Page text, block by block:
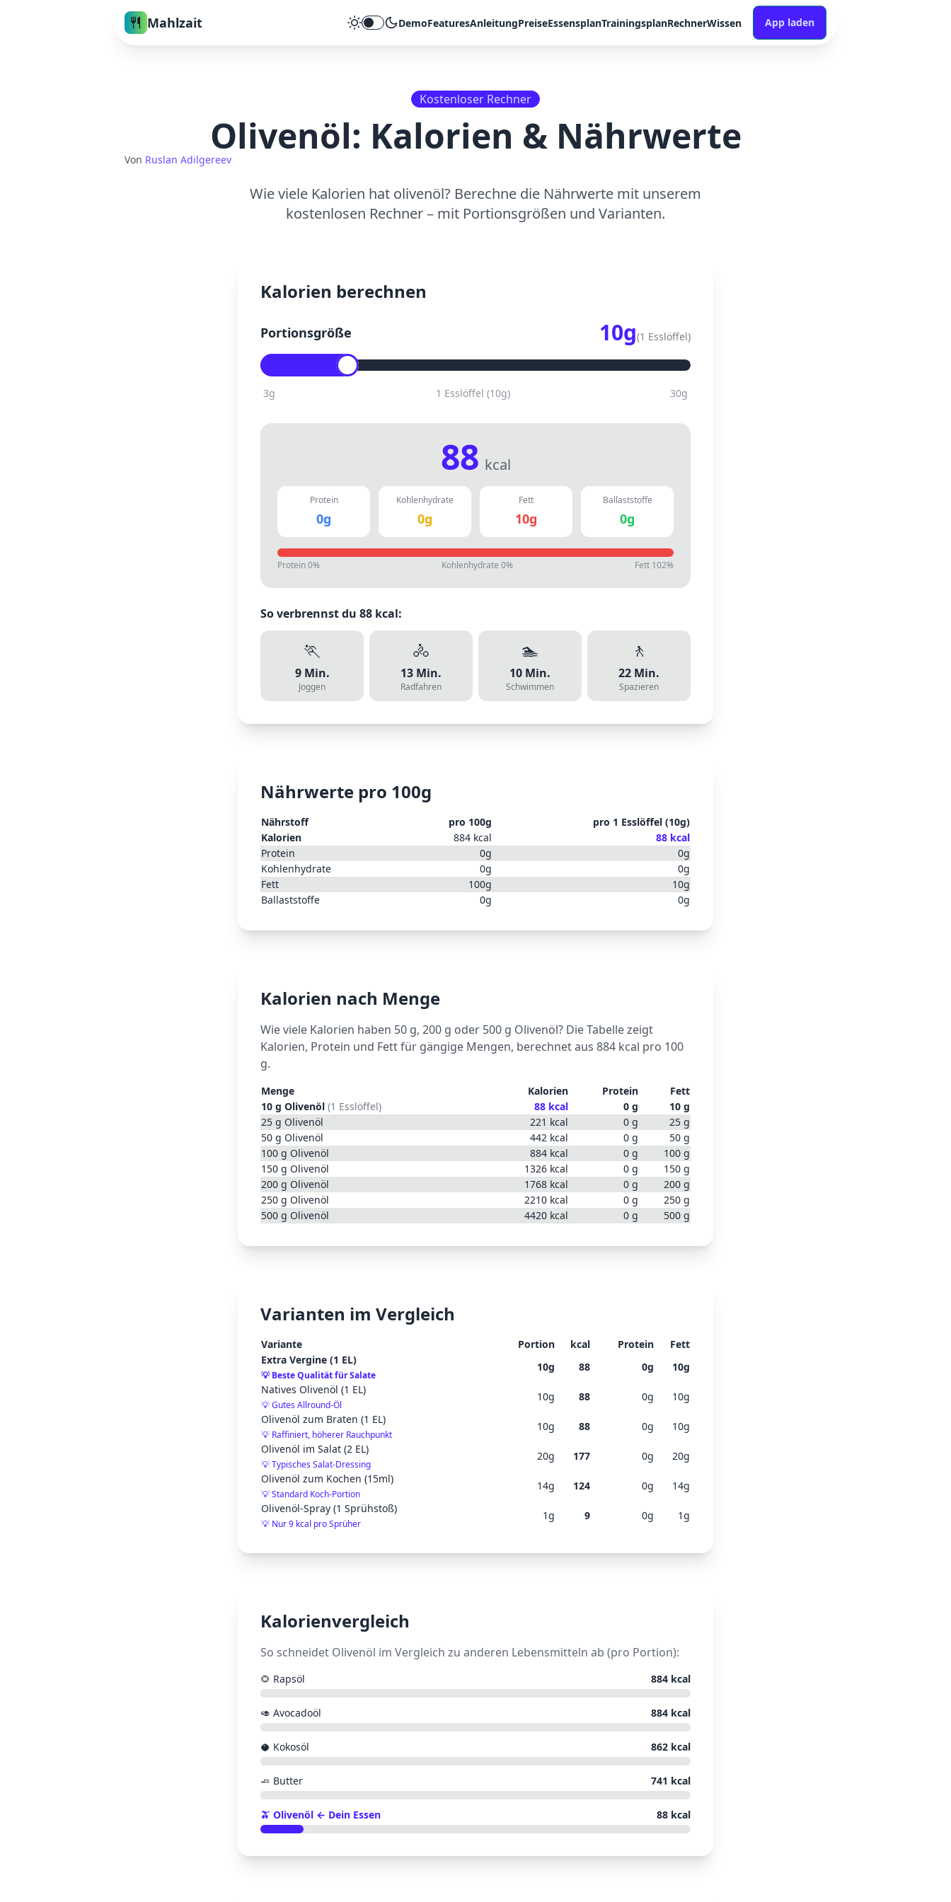
Mahlzait Theme umschalten
DemoFeaturesAnleitungPreiseEssensplanTrainingsplanRechnerWissen App laden
Kostenloser Rechner
Olivenöl: Kalorien & Nährwerte
Von Ruslan Adilgereev
Wie viele Kalorien hat olivenöl? Berechne die Nährwerte mit unserem
kostenlosen Rechner – mit Portionsgrößen und Varianten.
Kalorien berechnen
Portionsgröße 10g(1 Esslöffel)
3g 1 Esslöffel (10g) 30g
88 kcal
Protein
0g
Kohlenhydrate
0g
Fett
10g
Ballaststoffe
0g
Protein0% Kohlenhydrate 0% Fett 102%
So verbrennst du 88 kcal:
🏃
9Min.
Joggen
🚴
13 Min.
Radfahren
🏊
10 Min.
Schwimmen
🚶
22 Min.
Spazieren
Nährwerte pro 100g
Nährstoff pro 100g pro 1 Esslöffel (10g)
Kalorien
884 kcal 88 kcal
Protein
0g 0g
Kohlenhydrate
0g 0g
Fett
100g 10g
Ballaststoffe
0g 0g
Kalorien nach Menge
Wie viele Kalorien haben 50 g, 200 g oder 500 g Olivenöl? Die Tabelle zeigt
Kalorien, Protein und Fett für gängige Mengen, berechnet aus 884 kcal pro 100
g.
Menge Kalorien Protein
Fett
10 g Olivenöl (1 Esslöffel) 88 kcal 0 g 10 g
25 g Olivenöl 221 kcal 0 g 25 g
50 g Olivenöl 442 kcal 0 g 50 g
100 g Olivenöl 884 kcal 0 g 100 g
150 g Olivenöl 1326 kcal 0 g 150 g
200 g Olivenöl 1768 kcal 0 g 200 g
250 g Olivenöl 2210 kcal 0 g 250 g
500 g Olivenöl 4420 kcal 0 g 500 g
Varianten im Vergleich
Variante Portion kcal Protein
Fett
Extra Vergine (1 EL)
💡Beste Qualität für Salate
10g 88 0g 10g
Natives Olivenöl (1 EL)
💡Gutes Allround-Öl
10g 88 0g 10g
Olivenöl zum Braten (1 EL)
💡 Raffiniert, höherer Rauchpunkt
10g 88 0g 10g
Olivenöl im Salat (2 EL)
💡Typisches Salat-Dressing
20g 177 0g 20g
Olivenöl zum Kochen (15ml)
💡Standard Koch-Portion
14g 124 0g 14g
Olivenöl-Spray (1 Sprühstoß)
💡 Nur 9 kcal pro Sprüher
1g 9 0g 1g
Kalorienvergleich
So schneidet Olivenöl im Vergleich zu anderen Lebensmitteln ab (pro Portion):
🌻 Rapsöl 884 kcal
🥑 Avocadoöl 884 kcal
🥥 Kokosöl 862 kcal
🧈 Butter 741 kcal
🫒 Olivenöl ← Dein Essen 88 kcal